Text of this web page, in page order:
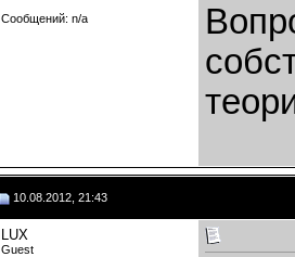
Сообщений: n/a
10.08.2012, 21:43
LUX
Guest